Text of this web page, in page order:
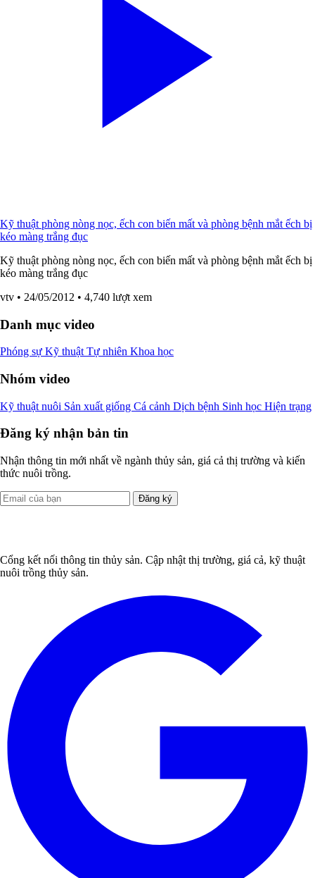
Kỹ thuật phòng nòng nọc, ếch con biến mất và phòng bệnh mắt ếch bị
kéo màng trắng đục
Kỹ thuật phòng nòng nọc, ếch con biến mất và phòng bệnh mắt ếch bị
kéo màng trắng đục
vtv • 24/05/2012 • 4,740 lượt xem
Danh mục video
Phóng sự Kỹ thuật Tự nhiên Khoa học
Nhóm video
Kỹ thuật nuôi Sản xuất giống Cá cảnh Dịch bệnh Sinh học Hiện trạng
Đăng ký nhận bản tin
Nhận thông tin mới nhất về ngành thủy sản, giá cả thị trường và kiến
thức nuôi trồng.
Đăng ký
Cổng kết nối thông tin thủy sản. Cập nhật thị trường, giá cả, kỹ thuật
nuôi trồng thủy sản.